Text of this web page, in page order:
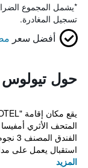
*يشمل المجموع
تسجيل المغادرة.
أفضل سعر
حول تيولوس
استقبال يعمل على
المزيد